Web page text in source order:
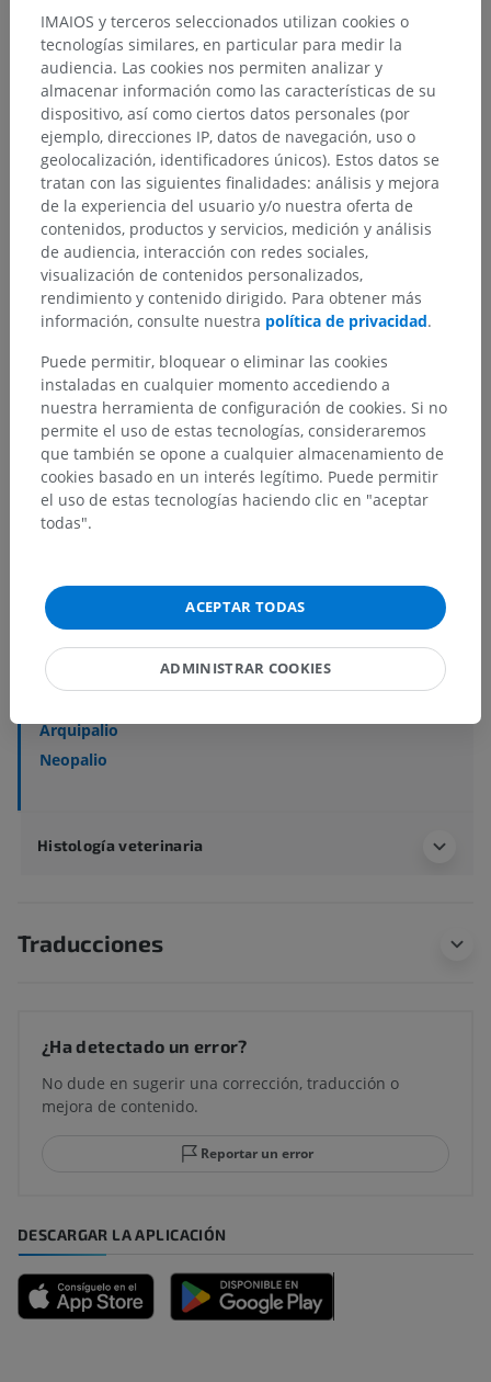
Jerarquía anatómica
Sistema nervioso> Sistema nervioso central>
Encéfalo
Prosencéfalo; Cerebro anterior
Telencéfalo> Hemisferio cerebral> Corteza cerebral
Estructuras subyacentes:
Arquipalio
Neopalio
Histología veterinaria
Traducciones
¿Ha detectado un error?
No dude en sugerir una corrección, traducción o
mejora de contenido.
Reportar un error
DESCARGAR LA APLICACIÓN
IMAIOS y terceros seleccionados utilizan cookies o
tecnologías similares, en particular para medir la
audiencia. Las cookies nos permiten analizar y
almacenar información como las características de su
dispositivo, así como ciertos datos personales (por
ejemplo, direcciones IP, datos de navegación, uso o
geolocalización, identificadores únicos). Estos datos se
tratan con las siguientes finalidades: análisis y mejora
de la experiencia del usuario y/o nuestra oferta de
contenidos, productos y servicios, medición y análisis
de audiencia, interacción con redes sociales,
visualización de contenidos personalizados,
rendimiento y contenido dirigido. Para obtener más
información, consulte nuestra política de privacidad.
Puede permitir, bloquear o eliminar las cookies
instaladas en cualquier momento accediendo a
nuestra herramienta de configuración de cookies. Si no
permite el uso de estas tecnologías, consideraremos
que también se opone a cualquier almacenamiento de
cookies basado en un interés legítimo. Puede permitir
el uso de estas tecnologías haciendo clic en "aceptar
todas".
ACEPTAR TODAS
ADMINISTRAR COOKIES